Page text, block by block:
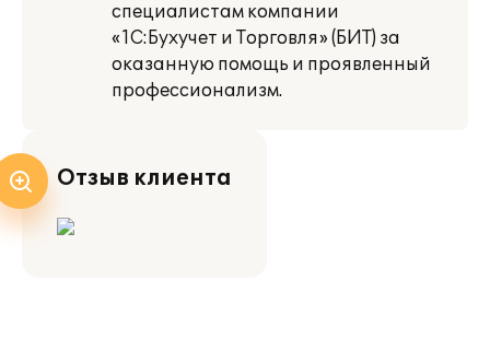
специалистам компании
«1С:Бухучет и Торговля» (БИТ) за
оказанную помощь и проявленный
профессионализм.
Отзыв клиента